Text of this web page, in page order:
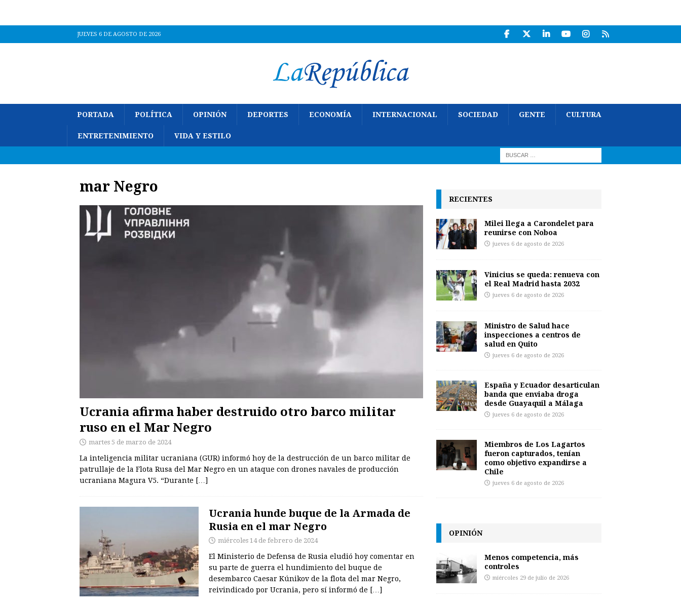
JUEVES 6 DE AGOSTO DE 2026
PORTADA POLÍTICA OPINIÓN DEPORTES ECONOMÍA INTERNACIONAL SOCIEDAD GENTE CULTURA
ENTRETENIMIENTO VIDA Y ESTILO
mar Negro
Ucrania afirma haber destruido otro barco militar
ruso en el Mar Negro
martes 5 de marzo de 2024
La inteligencia militar ucraniana (GUR) informó hoy de la destrucción de un barco militar de
patrullaje de la Flota Rusa del Mar Negro en un ataque con drones navales de producción
ucraniana Magura V5. “Durante […]
Ucrania hunde buque de la Armada de
Rusia en el mar Negro
miércoles 14 de febrero de 2024
El Ministerio de Defensa de Rusia eludió hoy comentar en
su parte de guerra el hundimiento del buque de
desembarco Caesar Kúnikov de la flota del mar Negro,
reivindicado por Ucrania, pero sí informó de […]
RECIENTES
Milei llega a Carondelet para
reunirse con Noboa
jueves 6 de agosto de 2026
Vinicius se queda: renueva con
el Real Madrid hasta 2032
jueves 6 de agosto de 2026
Ministro de Salud hace
inspecciones a centros de
salud en Quito
jueves 6 de agosto de 2026
España y Ecuador desarticulan
banda que enviaba droga
desde Guayaquil a Málaga
jueves 6 de agosto de 2026
Miembros de Los Lagartos
fueron capturados, tenían
como objetivo expandirse a
Chile
jueves 6 de agosto de 2026
OPINIÓN
Menos competencia, más
controles
miércoles 29 de julio de 2026